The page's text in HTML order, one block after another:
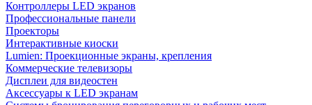
Контроллеры LED экранов
Профессиональные панели
Проекторы
Интерактивные киоски
Lumien: Проекционные экраны, крепления
Коммерческие телевизоры
Дисплеи для видеостен
Аксессуары к LED экранам